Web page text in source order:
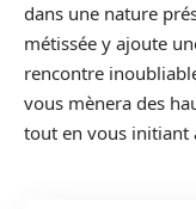
dans une nature
métissée y ajoute
rencontre
vous mènera des
tout en vous initiant